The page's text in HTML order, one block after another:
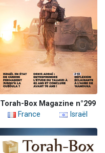
Torah-Box Magazine n°299
France
Israël